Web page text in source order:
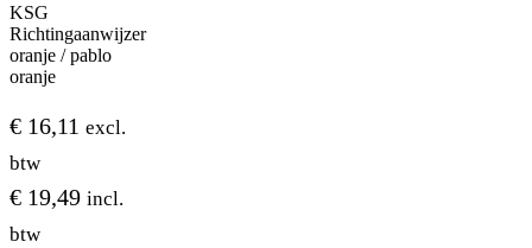
KSG
Richtingaanwijzer
oranje / pablo
oranje
€ 16,11 excl.
btw
€ 19,49 incl.
btw